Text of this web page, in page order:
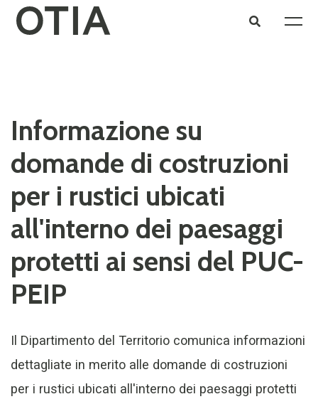
Informazione su
domande di costruzioni
per i rustici ubicati
all'interno dei paesaggi
protetti ai sensi del PUC-
PEIP
Il Dipartimento del Territorio comunica informazioni
dettagliate in merito alle domande di costruzioni
per i rustici ubicati all'interno dei paesaggi protetti